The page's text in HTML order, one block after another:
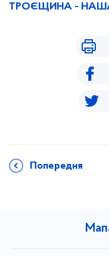
ТРОЄЩИНА -
Попередня